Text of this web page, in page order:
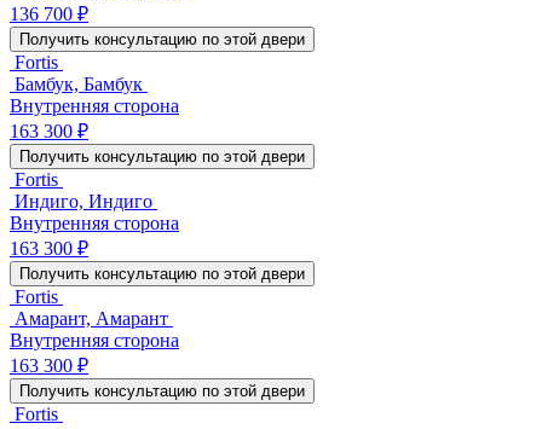
136 700 ₽
Получить консультацию по этой двери
Fortis
Бамбук, Бамбук
Внутренняя сторона
163 300 ₽
Получить консультацию по этой двери
Fortis
Индиго, Индиго
Внутренняя сторона
163 300 ₽
Получить консультацию по этой двери
Fortis
Амарант, Амарант
Внутренняя сторона
163 300 ₽
Получить консультацию по этой двери
Fortis